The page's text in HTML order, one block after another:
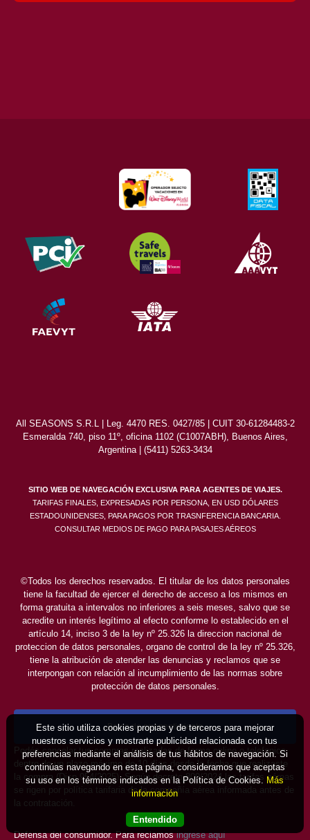
All SEASONS S.R.L | Leg. 4470 RES. 0427/85 | CUIT 30-61284483-2
Esmeralda 740, piso 11º, oficina 1102 (C1007ABH), Buenos Aires,
Argentina | (5411) 5263-3434
SITIO WEB DE NAVEGACIÓN EXCLUSIVA PARA AGENTES DE VIAJES.
TARIFAS FINALES, EXPRESADAS POR PERSONA, EN USD DÓLARES
ESTADOUNIDENSES, PARA PAGOS POR TRASNFERENCIA BANCARIA.
CONSULTAR MEDIOS DE PAGO PARA PASAJES AÉREOS
©Todos los derechos reservados. El titular de los datos personales
tiene la facultad de ejercer el derecho de acceso a los mismos en
forma gratuita a intervalos no inferiores a seis meses, salvo que se
acredite un interés legítimo al efecto conforme lo establecido en el
artículo 14, inciso 3 de la ley nº 25.326 la direccion nacional de
proteccion de datos personales, organo de control de la ley nº 25.326,
tiene la atribución de atender las denuncias y reclamos que se
interpongan con relación al incumplimiento de las normas sobre
protección de datos personales.
Boton de arrepentimiento
Podés cancelar tus compras realizadas de forma online o telefonica
dentro de un plazo máximo de 10 días desde la fecha que realizaste
la compra (Disp.954/2025). Según decreto 809/2024 las tarifas aéreas
se rigen por política tarifaria de la compañía aérea informada antes de
la contratación.
Defensa del consumidor. Para reclamosingrese aquí
Este sitio utiliza cookies propias y de terceros para mejorar
nuestros servicios y mostrarte publicidad relacionada con tus
preferencias mediante el análisis de tus hábitos de navegación. Si
continúas navegando en esta página, consideramos que aceptas
su uso en los términos indicados en la Política de Cookies. Más
información
Entendido